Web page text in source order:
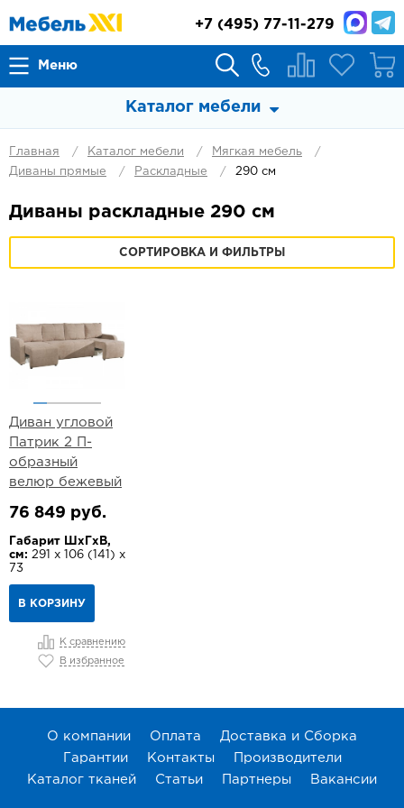
Меню
+7 (495) 77-11-279
Каталог мебели
Главная Каталог мебели
Мягкая мебель
Диваны прямые
Раскладные 290 см
Диваны раскладные 290 см
СОРТИРОВКА И ФИЛЬТРЫ
Диван угловой
Патрик 2 П-
образный
велюр бежевый
76 849 руб.
Габарит ШхГхВ,
см: 291 х 106 (141) х
73
В КОРЗИНУ
К сравнению
В избранное
О компании Оплата
Доставка и Сборка
Гарантии
Контакты
Производители
Каталог тканей
Статьи Партнеры Вакансии